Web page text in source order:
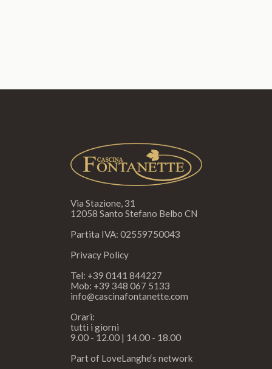
Via Stazione, 31
12058 Santo Stefano Belbo CN
Partita IVA: 02559750043
Privacy Policy
Tel: +39 0141 844227
Mob: +39 348 067 5133
info@cascinafontanette.com
Orari:
tutti i giorni
9.00 - 12.00 | 14.00 - 18.00
Part of LoveLanghe‘s network